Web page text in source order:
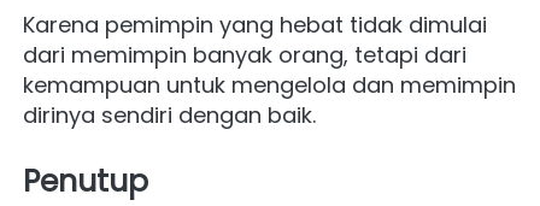
Karena pemimpin yang hebat tidak dimulai
dari memimpin banyak orang, tetapi dari
kemampuan untuk mengelola dan memimpin
dirinya sendiri dengan baik.
Penutup